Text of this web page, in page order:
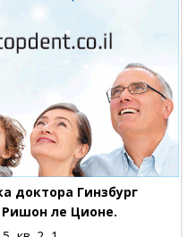
доктора Гинзбург
Ришон ле Ционе.